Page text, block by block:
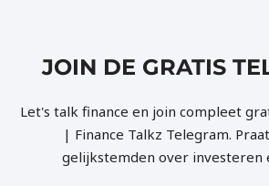
JOIN DE GRATIS
Let's talk finance en join compleet
| Finance Talkz Telegram.
gelijkstemden over investeren